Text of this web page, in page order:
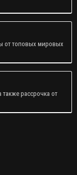
от топовых мировых
рассрочка от